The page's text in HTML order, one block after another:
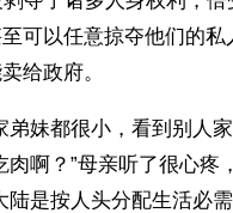
可以任意掠夺他们的
给政府。
弟妹都很小，看到别人
肉啊？”母亲听了很心疼
陆是按人头分配生活必